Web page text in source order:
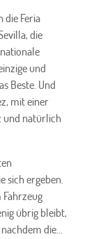
die Feria
die
und
Beste. Und
mit einer
und natürlich
sich ergeben.
übrig bleibt,
die...